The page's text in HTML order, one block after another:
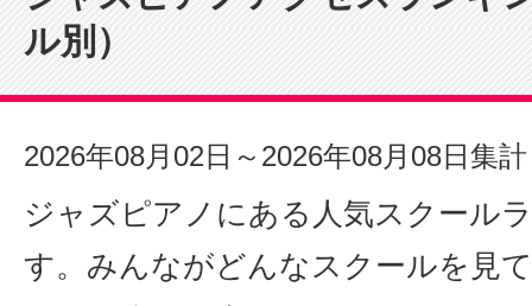
ル別）
2026年08月02日～2026年08月08日集計
ジャズピアノにある人気スクール
す。みんながどんなスクールを見